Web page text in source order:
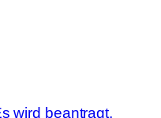
wird beantragt,